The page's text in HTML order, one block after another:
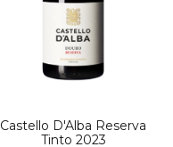
Castello D'Alba Reserva
Tinto 2023